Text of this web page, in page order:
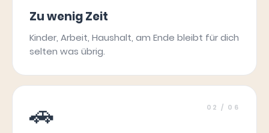
Zu wenig Zeit
Kinder, Arbeit, Haushalt, am Ende bleibt für dich
selten was übrig.
🚗 02 / 06